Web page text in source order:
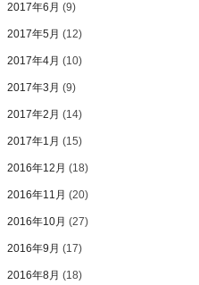
2017年6月 (9)
2017年5月 (12)
2017年4月 (10)
2017年3月 (9)
2017年2月 (14)
2017年1月 (15)
2016年12月 (18)
2016年11月 (20)
2016年10月 (27)
2016年9月 (17)
2016年8月 (18)